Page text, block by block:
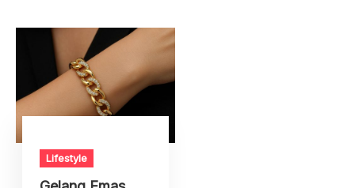
Lifestyle